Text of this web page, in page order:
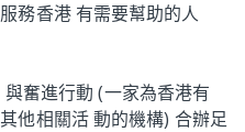
務香港 有需要幫助的人
奮進行動 (一家為香港有
他相關活 動的機構) 合辦足